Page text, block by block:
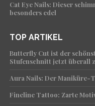
Cat Eye Nails: Dieser
besonders edel
TOP ARTIKEL
Butterfly Cut ist der
Stufenschnitt jetzt überall
Aura Nails: Der Maniküre-
Fineline Tattoo: Zarte